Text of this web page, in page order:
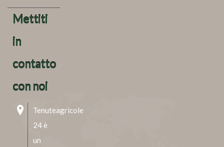
Mettiti
in
contatto
con noi
Tenuteagricole
24 è
un